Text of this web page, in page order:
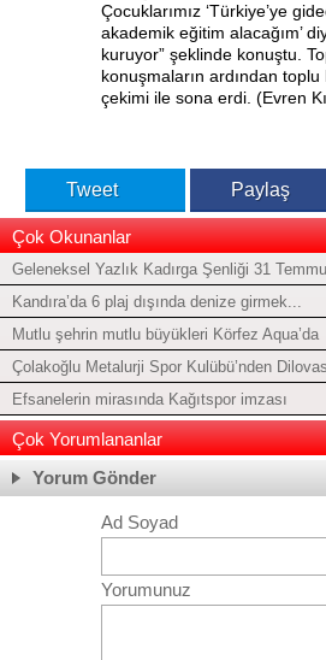
Çocuklarımız ‘Türkiye’ye
akademik eğitim alacağım’
kuruyor” şeklinde konuştu.
konuşmaların ardından toplu
çekimi ile sona erdi. (Evren
Tweet Paylaş
Çok Okunanlar
Geleneksel Yazlık Kadırga Şenliği 31
Kandıra’da 6 plaj dışında denize girmek...
Mutlu şehrin mutlu büyükleri Körfez Aqua’da
Çolakoğlu Metalurji Spor Kulübü’nden
Efsanelerin mirasında Kağıtspor imzası
Çok Yorumlananlar
Yorum Gönder
Ad Soyad
Yorumunuz